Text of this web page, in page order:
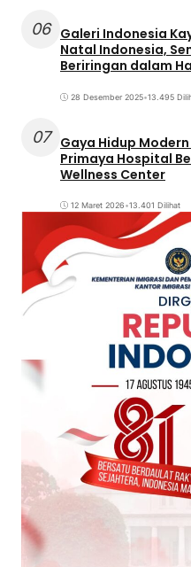
06 Galeri Indonesia
Natal Indonesia,
Beriringan dalam
28 Desember 2025•13.495
07
Gaya Hidup
Primaya Hospital
Wellness Center
12 Maret 2026•13.401 Dilihat